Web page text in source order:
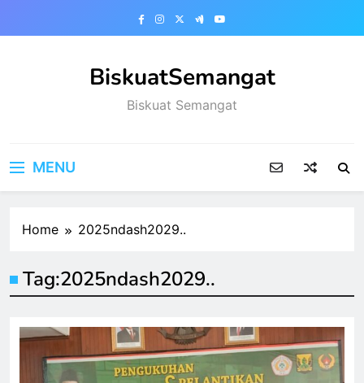
BiskuatSemangat
Biskuat Semangat
MENU
Home 2025ndash2029..
Tag:2025ndash2029..